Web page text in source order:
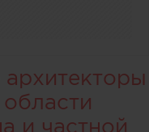
и частной